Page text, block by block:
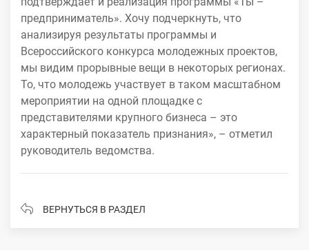
предприниматель». Хочу подчеркнуть, что
анализируя результаты программы и
Всероссийского конкурса молодежных проектов,
мы видим прорывные вещи в некоторых регионах.
То, что молодежь участвует в таком масштабном
мероприятии на одной площадке с
представителями крупного бизнеса – это
характерный показатель признания», – отметил
руководитель ведомства.
ВЕРНУТЬСЯ В РАЗДЕЛ